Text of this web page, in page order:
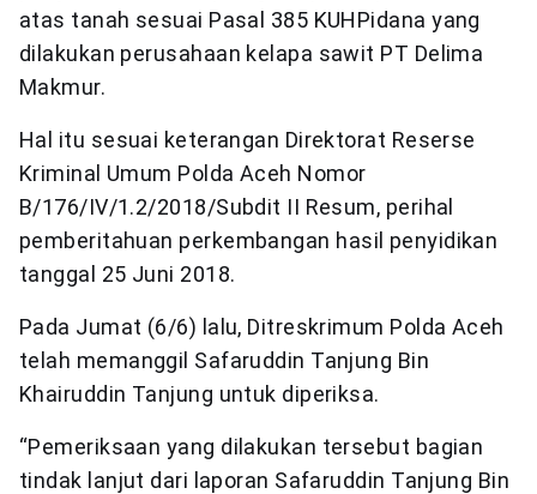
atas tanah sesuai Pasal 385 KUHPidana yang
dilakukan perusahaan kelapa sawit PT Delima
Makmur.
Hal itu sesuai keterangan Direktorat Reserse
Kriminal Umum Polda Aceh Nomor
B/176/IV/1.2/2018/Subdit II Resum, perihal
pemberitahuan perkembangan hasil penyidikan
tanggal 25 Juni 2018.
Pada Jumat (6/6) lalu, Ditreskrimum Polda Aceh
telah memanggil Safaruddin Tanjung Bin
Khairuddin Tanjung untuk diperiksa.
“Pemeriksaan yang dilakukan tersebut bagian
tindak lanjut dari laporan Safaruddin Tanjung Bin